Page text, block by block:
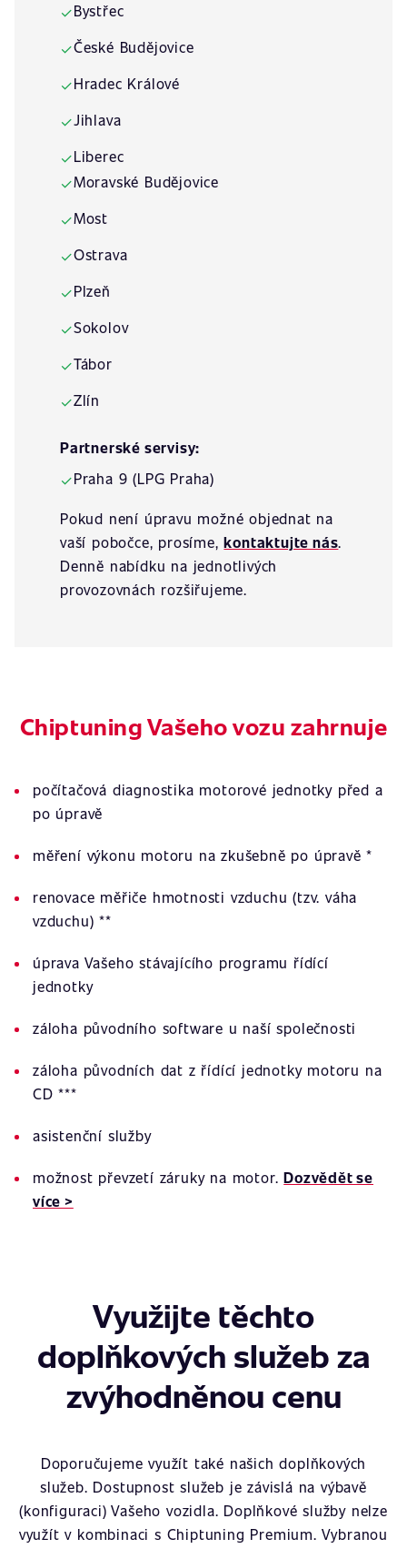
✓Bystřec
✓České Budějovice
✓Hradec Králové
✓Jihlava
✓Liberec
✓Moravské Budějovice
✓Most
✓Ostrava
✓Plzeň
✓Sokolov
✓Tábor
✓Zlín
Partnerské servisy:
✓Praha 9 (LPG Praha)
Pokud není úpravu možné objednat na
vaší pobočce, prosíme,kontaktujte nás.
Denně nabídku na jednotlivých
provozovnách rozšiřujeme.
Chiptuning Vašeho vozu zahrnuje
počítačová diagnostika motorové jednotky před a
po úpravě
měření výkonu motoru na zkušebně po úpravě *
renovace měřiče hmotnosti vzduchu (tzv. váha
vzduchu) **
úprava Vašeho stávajícího programu řídící
jednotky
záloha původního software u naší společnosti
záloha původních dat z řídící jednotky motoru na
CD ***
asistenční služby
možnost převzetí záruky na motor.Dozvědět se
více >
Využijte těchto
doplňkových služeb za
zvýhodněnou cenu
Doporučujeme využít také našich doplňkových
služeb. Dostupnost služeb je závislá na výbavě
(konfiguraci) Vašeho vozidla. Doplňkové služby nelze
využít v kombinaci s Chiptuning Premium. Vybranou